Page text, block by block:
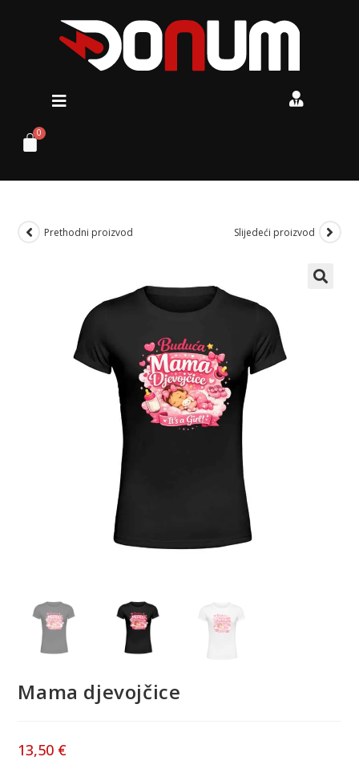
Prethodni proizvod Slijedeći proizvod
Mama djevojčice
13,50 €